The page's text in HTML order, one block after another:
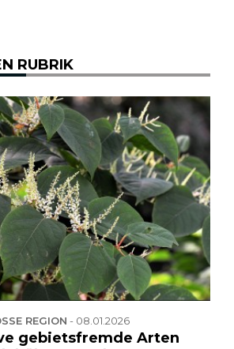
RUBRIK
REGION - 08.01.2026
gebietsfremde Arten